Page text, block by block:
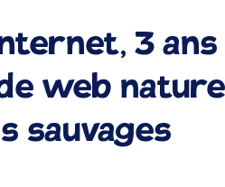
3
web
sauvages